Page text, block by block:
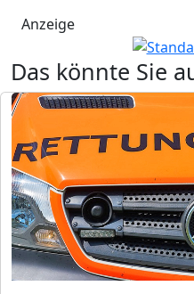
Anzeige
Das könnte Sie